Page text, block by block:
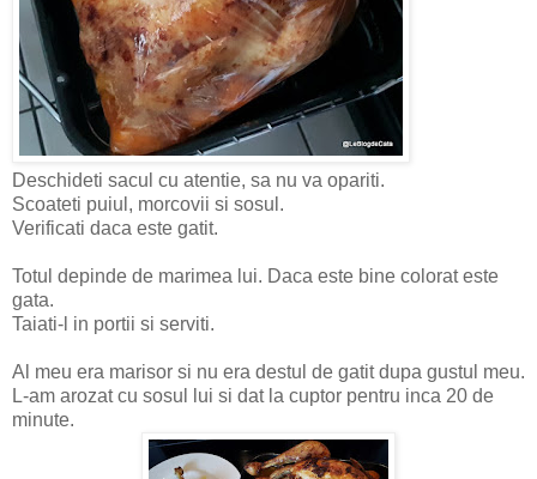
Deschideti sacul cu atentie, sa nu va opariti.
Scoateti puiul, morcovii si sosul.
Verificati daca este gatit.
Totul depinde de marimea lui. Daca este bine colorat este
gata.
Taiati-l in portii si serviti.
Al meu era marisor si nu era destul de gatit dupa gustul meu.
L-am arozat cu sosul lui si dat la cuptor pentru inca 20 de
minute.